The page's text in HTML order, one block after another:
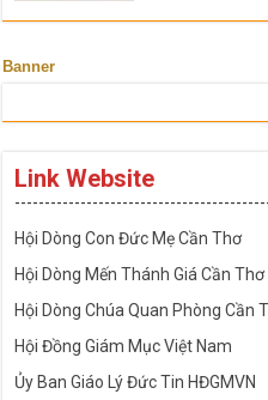
Banner
Link Website
Hội Dòng Con Đức Mẹ Cần Thơ
Hội Dòng Mến Thánh Giá Cần Thơ
Hội Dòng Chúa Quan Phòng Cần
Hội Đồng Giám Mục Việt Nam
Ủy Ban Giáo Lý Đức Tin HĐGMVN